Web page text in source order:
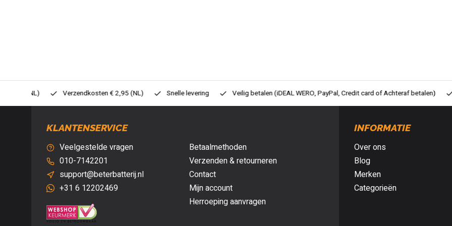
Verzendkosten € 2,95 (NL) Snelle levering Veilig betalen (iDEAL WERO, PayPal, Credit card of Achteraf betalen)
KLANTENSERVICE
Veelgestelde vragen
010-7142201
support@beterbatterij.nl
+31 6 12202469
Betaalmethoden
Verzenden & retourneren
Contact
Mijn account
Herroeping aanvragen
INFORMATIE
Over ons
Blog
Merken
Categorieën